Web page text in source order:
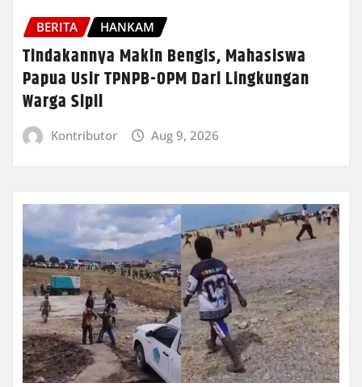
BERITA HANKAM
Tindakannya Makin Bengis, Mahasiswa
Papua Usir TPNPB-OPM Dari Lingkungan
Warga Sipil
Kontributor Aug 9, 2026